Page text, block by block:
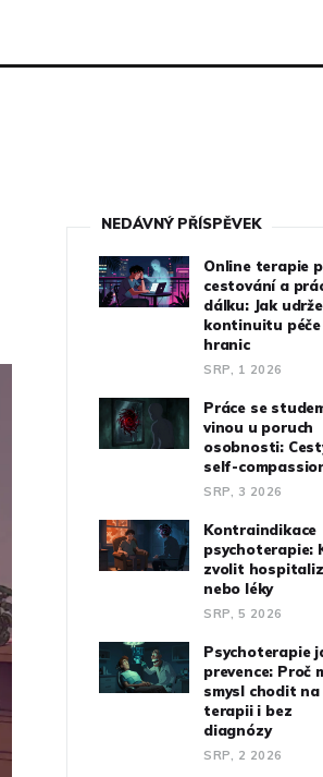
NEDÁVNÝ PŘÍSPĚVEK
Online terapie
cestování a
dálku: Jak
kontinuitu péče
hranic
SRP, 1 2026
Práce se
vinou u poruch
osobnosti:
self-
SRP, 3 2026
Kontraindikace
psychoterapie:
zvolit
nebo léky
SRP, 5 2026
Psychoterapie
prevence: Proč
smysl chodit na
terapii i bez
diagnózy
SRP, 2 2026